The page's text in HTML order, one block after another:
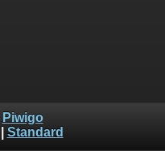
Piwigo
Standard